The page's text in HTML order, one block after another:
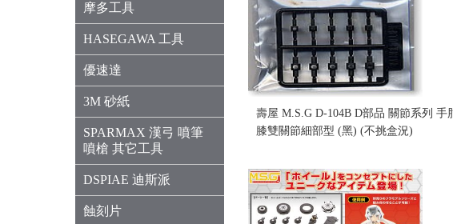
摩多工具
HASEGAWA 工具
優速達
3M 砂紙
SPARMAX 漢弓 噴筆
噴槍 其它工具
DSPIAE 迪斯派
蝕刻片
壽屋 M.S.G D-104B D部品 關節系列 手
膝雙關節細部型 (黑) (不挑盒況)